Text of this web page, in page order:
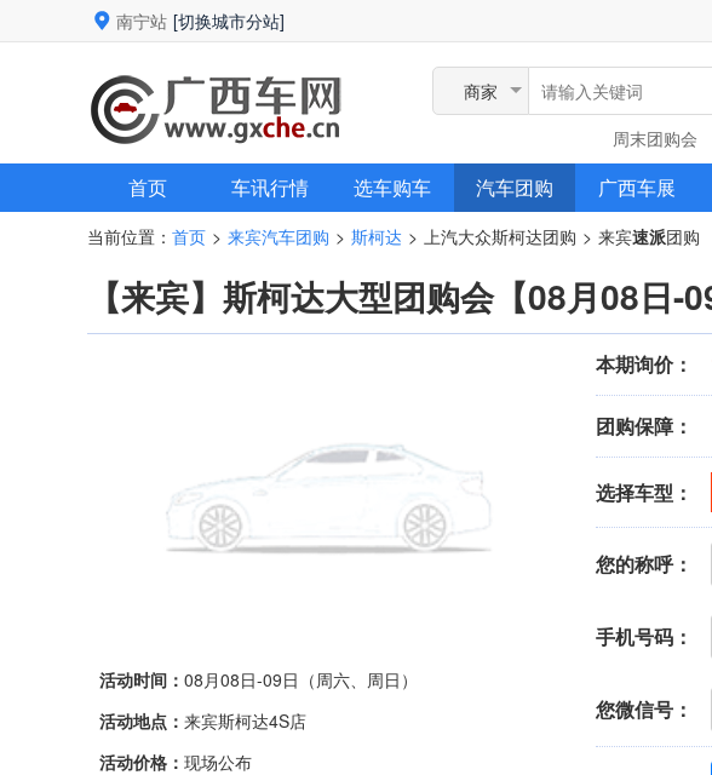
南宁站 [切换城市分站]
商家
周末团购会
首页 车讯行情 选车购车 汽车团购 广西车展
当前位置： 首页 > 来宾汽车团购 > 斯柯达 > 上汽大众斯柯达团购 > 来宾速派团购
【来宾】斯柯达大型团购会【08月08日-
活动时间： 08月08日-09日（周六、周日）
活动地点： 来宾斯柯达4S店
活动价格： 现场公布
本期询价：
团购保障：
选择车型：
您的称呼：
手机号码：
您微信号：